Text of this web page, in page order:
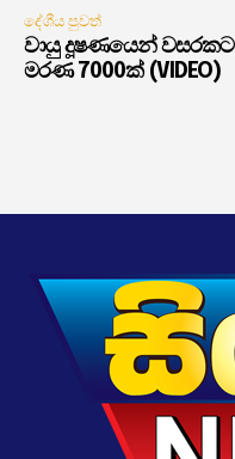
දේශීය පුවත්
වායු දූෂණයෙන් වසරකට
මරණ 7000ක් (VIDEO)